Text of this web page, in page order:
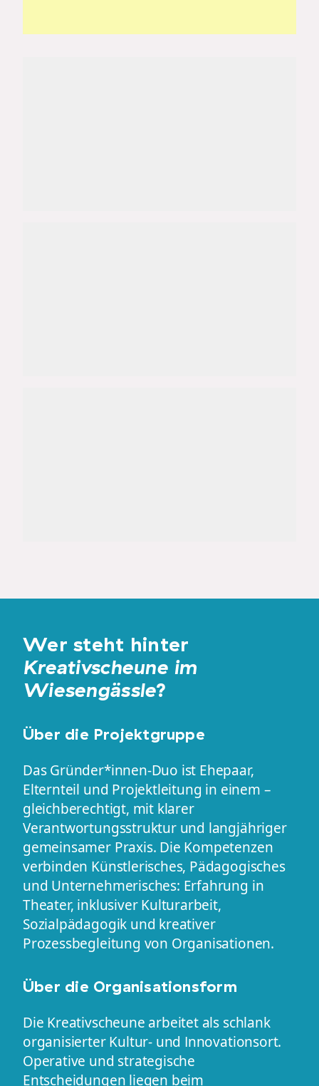
Wer steht hinter
Kreativscheune im
Wiesengässle?
Über die Projektgruppe
Das Gründer*innen-Duo ist Ehepaar,
Elternteil und Projektleitung in einem –
gleichberechtigt, mit klarer
Verantwortungsstruktur und langjähriger
gemeinsamer Praxis. Die Kompetenzen
verbinden Künstlerisches, Pädagogisches
und Unternehmerisches: Erfahrung in
Theater, inklusiver Kulturarbeit,
Sozialpädagogik und kreativer
Prozessbegleitung von Organisationen.
Über die Organisationsform
Die Kreativscheune arbeitet als schlank
organisierter Kultur- und Innovationsort.
Operative und strategische
Entscheidungen liegen beim